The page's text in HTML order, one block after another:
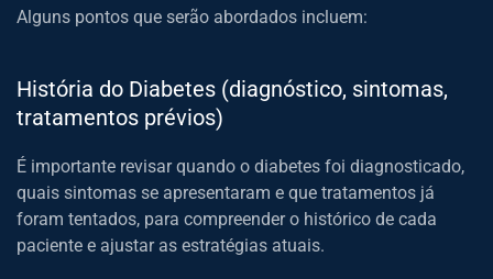
Alguns pontos que serão abordados incluem:
História do Diabetes (diagnóstico, sintomas,
tratamentos prévios)
É importante revisar quando o diabetes foi diagnosticado,
quais sintomas se apresentaram e que tratamentos já
foram tentados, para compreender o histórico de cada
paciente e ajustar as estratégias atuais.